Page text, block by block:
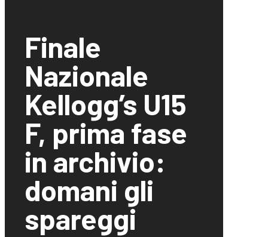
Finale
Nazionale
Kellogg’s U15
F, prima fase
in archivio:
domani gli
spareggi